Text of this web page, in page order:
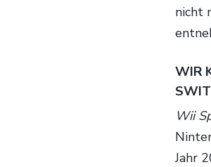
nicht
WIR
Wii
Jahr